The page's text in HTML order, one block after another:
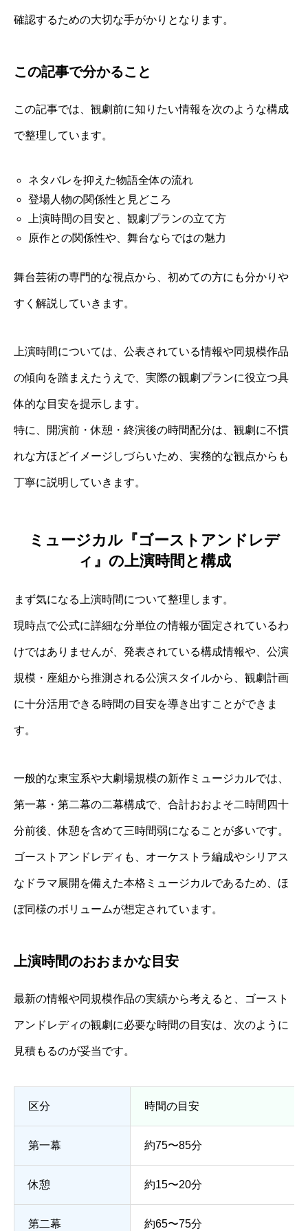
確認するための大切な手がかりとなります。
この記事で分かること
この記事では、観劇前に知りたい情報を次のような構成
で整理しています。
ネタバレを抑えた物語全体の流れ
登場人物の関係性と見どころ
上演時間の目安と、観劇プランの立て方
原作との関係性や、舞台ならではの魅力
舞台芸術の専門的な視点から、初めての方にも分かりや
すく解説していきます。
上演時間については、公表されている情報や同規模作品
の傾向を踏まえたうえで、実際の観劇プランに役立つ具
体的な目安を提示します。
特に、開演前・休憩・終演後の時間配分は、観劇に不慣
れな方ほどイメージしづらいため、実務的な観点からも
丁寧に説明していきます。
ミュージカル『ゴーストアンドレデ
ィ』の上演時間と構成
まず気になる上演時間について整理します。
現時点で公式に詳細な分単位の情報が固定されているわ
けではありませんが、発表されている構成情報や、公演
規模・座組から推測される公演スタイルから、観劇計画
に十分活用できる時間の目安を導き出すことができま
す。
一般的な東宝系や大劇場規模の新作ミュージカルでは、
第一幕・第二幕の二幕構成で、合計おおよそ二時間四十
分前後、休憩を含めて三時間弱になることが多いです。
ゴーストアンドレディも、オーケストラ編成やシリアス
なドラマ展開を備えた本格ミュージカルであるため、ほ
ぼ同様のボリュームが想定されています。
上演時間のおおまかな目安
最新の情報や同規模作品の実績から考えると、ゴースト
アンドレディの観劇に必要な時間の目安は、次のように
見積もるのが妥当です。
区分 時間の目安
第一幕 約75〜85分
休憩 約15〜20分
第二幕 約65〜75分